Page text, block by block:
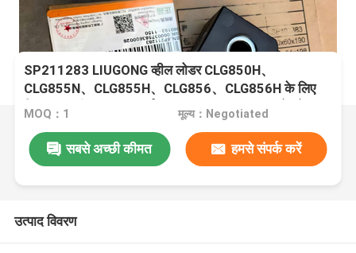
SP211283 LIUGONG व्हील लोडर CLG850H、
CLG855N、CLG855H、CLG856、CLG856H के लिए
विद्युत चुम्बकीय कॉइल खुदाई CLG908D、CLG915 रोडरोलर
MOQ：1 मूल्य：Negotiated
सबसे अच्छी कीमत हमसे संपर्क करें
उत्पाद विवरण